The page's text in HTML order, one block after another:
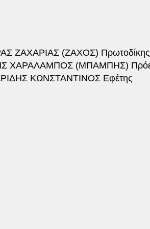
ΖΑΧΑΡΙΑΣ (ΖΑΧΟΣ) Πρωτοδίκης
ΧΑΡΑΛΑΜΠΟΣ (ΜΠΑΜΠΗΣ)
ΚΩΝΣΤΑΝΤΙΝΟΣ Εφέτης